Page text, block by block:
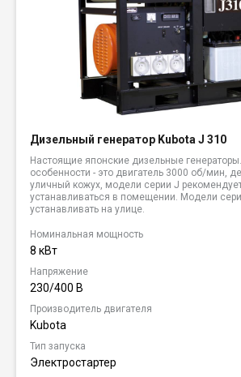
Дизельный генератор Kubota J 310
Настоящие японские дизельные
особенности - это двигатель 3000 об/мин,
уличный кожух, модели серии J
устанавливаться в помещении. Модели
устанавливать на улице.
Номинальная мощность
8 кВт
Напряжение
230/400 В
Производитель двигателя
Kubota
Тип запуска
Электростартер